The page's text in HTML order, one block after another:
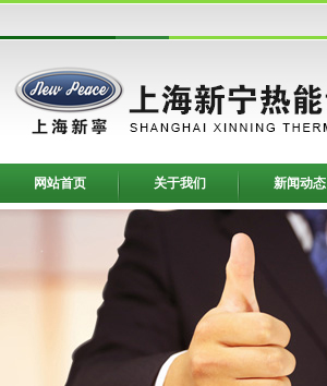
网站首页 关于我们 新闻动态